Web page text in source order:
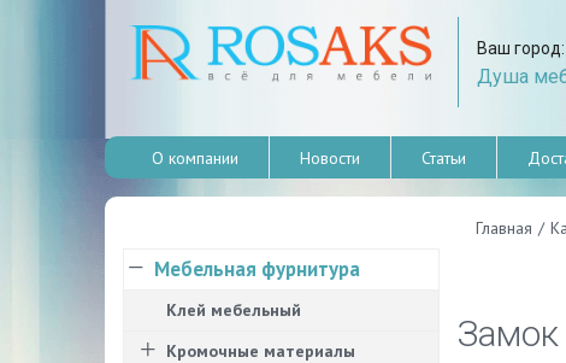
Ваш город:
Душа
О компании Новости Статьи
Главная /
Замок
Мебельная фурнитура
Клей мебельный
Кромочные материалы